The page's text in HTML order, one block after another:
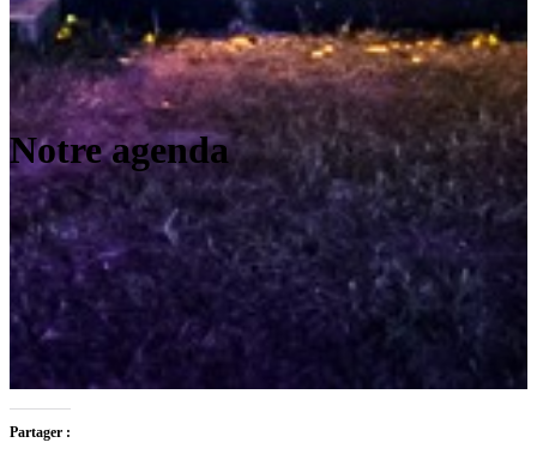
Notre agenda
Partager :